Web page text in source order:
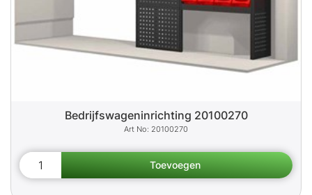
Bedrijfswageninrichting 20100270
20100270